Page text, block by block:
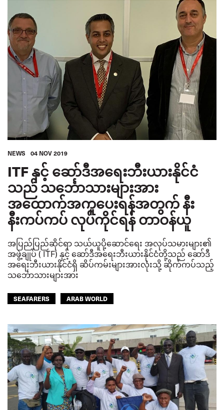
NEWS 04 NOV 2019
ITF နှင့် ဆော်ဒီအရေးဘီးယားနိုင်ငံ
သည် သင်္ဘောသားများအား
အထောက်အကူပေးရန်အတွက် နီး
နီးကပ်ကပ် လုပ်ကိုင်ရန် တာဝန်ယူ
အပြည်ပြည်ဆိုင်ရာ သယ်ယူပို့ဆောင်ရေး အလုပ်သမားများ၏
အဖွဲ့ချုပ် ( ITF) နှင့် ဆော်ဒီအရေးဘီးယားနိုင်ငံတို့သည် ဆော်ဒီ
အရေးဘီးယားနိုင်ငံရှိ ဆိပ်ကမ်းများအားလုံးသို့ ဆိုက်ကပ်သည့်
သင်္ဘောသားများအား
SEAFARERS ARAB WORLD